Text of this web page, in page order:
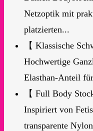
Netzoptik mit
platzierten...
【 Klassische
Hochwertige
Elasthan-Anteil
【 Full Body
Inspiriert von
transparente